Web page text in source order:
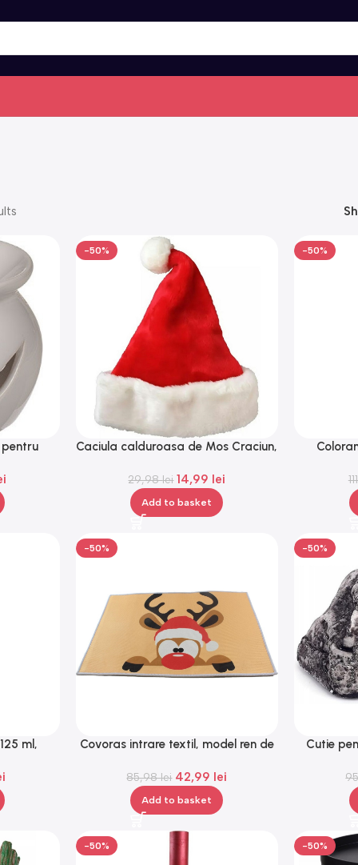
-50%
Caciula calduroasa de Mos Craciun,
29,98lei 14,99 lei
Add to basket
-50%
ml,
-50%
Covoras intrare textil, model ren de
85,98lei 42,99 lei
Add to basket
-50%
Cutie
-50% -50%